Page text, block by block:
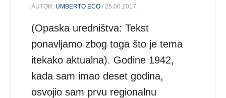
AUTOR: UMBERTO ECO / 25.06.2017.
(Opaska uredništva: Tekst
ponavljamo zbog toga što je tema
itekako aktualna). Godine 1942,
kada sam imao deset godina,
osvojio sam prvu regionalnu